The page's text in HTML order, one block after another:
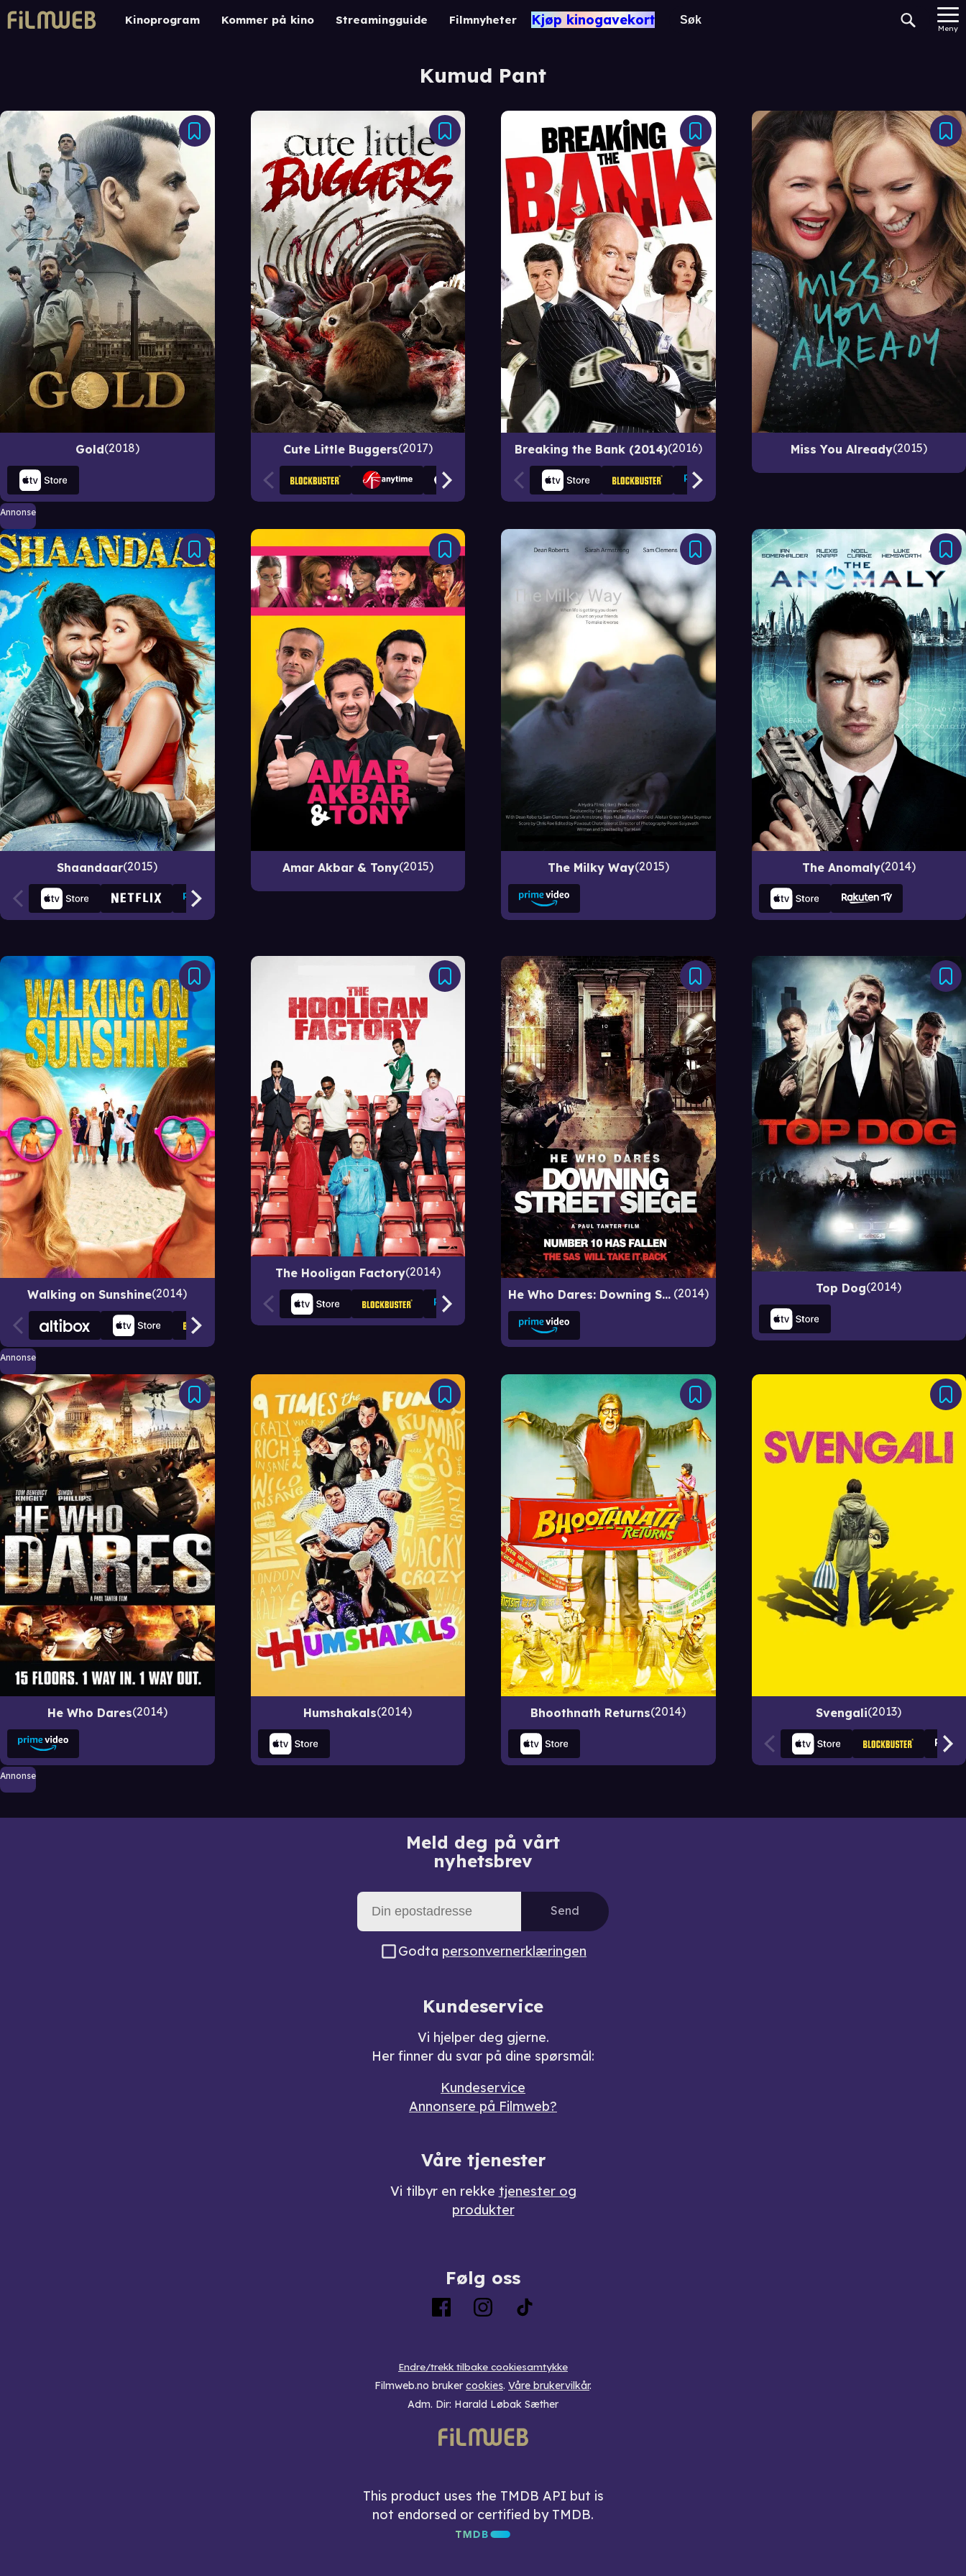
Kinoprogram Kommer på kino Streamingguide Filmnyheter Kjøp kinogavekort
Meny
Kumud Pant
Gold 2018 Cute Little Buggers 2017 Breaking the Bank (2014) 2016 Miss You Already 2015
Annonse
Shaandaar 2015 Amar Akbar & Tony 2015 The Milky Way 2015 The Anomaly 2014
Walking on Sunshine 2014
The Hooligan Factory 2014
He Who Dares: Downing Street Siege 2014 Top Dog 2014
Annonse
He Who Dares 2014 Humshakals 2014 Bhoothnath Returns 2014 Svengali 2013
Annonse
Meld deg på vårt
nyhetsbrev
Send
Godta personvernerklæringen
Kundeservice
Vi hjelper deg gjerne.
Her finner du svar på dine spørsmål:
Kundeservice
Annonsere på Filmweb?
Våre tjenester
Vi tilbyr en rekke tjenester og
produkter
Følg oss
Endre/trekk tilbake cookiesamtykke
Filmweb.no bruker cookies. Våre brukervilkår.
Adm. Dir: Harald Løbak Sæther
This product uses the TMDB API but is
not endorsed or certified by TMDB.